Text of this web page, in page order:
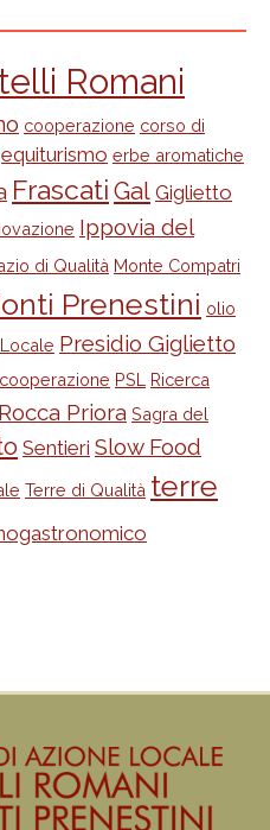
Romani
cooperazione corso di
equiturismo erbe aromatiche
Frascati Gal Giglietto
Ippovia del
di Qualità Monte Compatri
Prenestini olio
Presidio Giglietto
PSL
Ricerca
Rocca Priora Sagra del
Sentieri Slow Food
Terre di Qualità terre